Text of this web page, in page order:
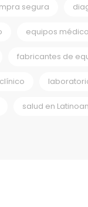
segura
equipos
fabricantes de
salud en